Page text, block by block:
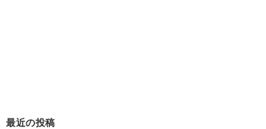
最近の投稿